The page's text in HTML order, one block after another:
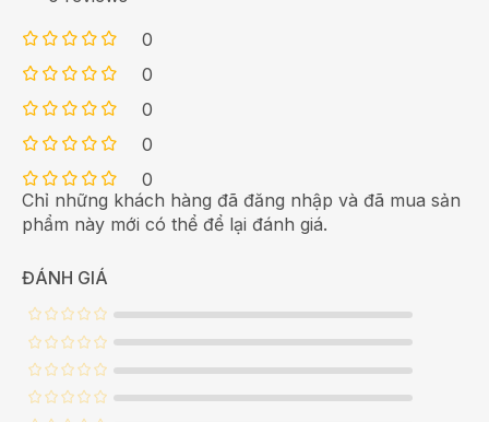
0
0
0
0
0
ĐÁNH GIÁ
Chỉ những khách hàng đã đăng nhập và đã mua sản
phẩm này mới có thể để lại đánh giá.